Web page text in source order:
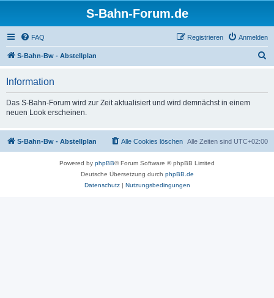
S-Bahn-Forum.de
FAQ Anmelden
Registrieren
S-Bahn-Bw - Abstellplan
Information
Das S-Bahn-Forum wird zur Zeit aktualisiert und wird demnächst in einem
neuen Look erscheinen.
S-Bahn-Bw - Abstellplan Alle Zeiten sind UTC+02:00
Alle Cookies löschen
Powered by phpBB® Forum Software © phpBB Limited
Deutsche Übersetzung durch phpBB.de
Datenschutz| Nutzungsbedingungen